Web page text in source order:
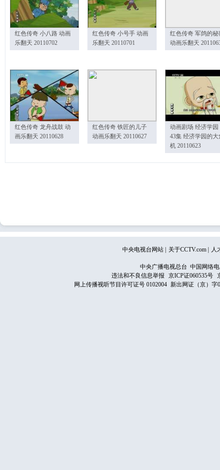
红色传奇 小八路 动画
乐翻天 20110702
红色传奇 小号手 动画
乐翻天 20110701
红色传奇 军鸽的秘
动画乐翻天
红色传奇 龙舟战鼓 动
画乐翻天 20110628
红色传奇 铁匠的儿子
动画乐翻天 20110627
动画剧场 经济学园
43集 经济学园的大
机 20110623
中央电视台网站 关于CCTV.com 人
中央广播电视总台 中国网络
违法和不良信息举报
京ICP证060535号
网上传播视听节目许可证号 0102004 新出网证（京）